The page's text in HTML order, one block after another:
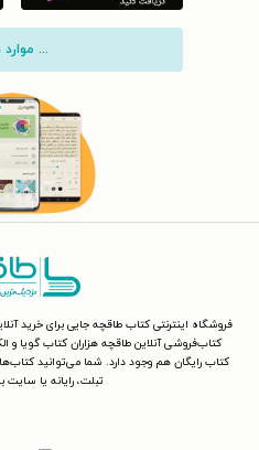
... موارد
فروشگاه اینترنتی کتاب طاقچه جایی برای خرید
کتاب‌فروشی آنلاین طاقچه هزاران کتاب گویا
کتاب رایگان هم وجود دارد. شما می‌توانید کتاب‌ها
تبلت، رایانه یا سایت